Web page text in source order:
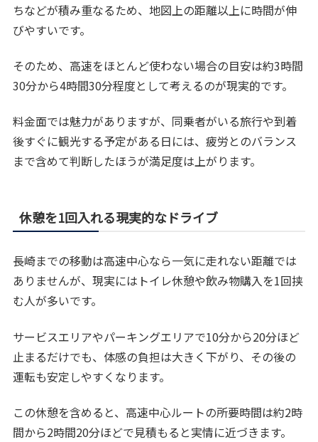
ちなどが積み重なるため、地図上の距離以上に時間が伸
びやすいです。
そのため、高速をほとんど使わない場合の目安は約3時間
30分から4時間30分程度として考えるのが現実的です。
料金面では魅力がありますが、同乗者がいる旅行や到着
後すぐに観光する予定がある日には、疲労とのバランス
まで含めて判断したほうが満足度は上がります。
休憩を1回入れる現実的なドライブ
長崎までの移動は高速中心なら一気に走れない距離では
ありませんが、現実にはトイレ休憩や飲み物購入を1回挟
む人が多いです。
サービスエリアやパーキングエリアで10分から20分ほど
止まるだけでも、体感の負担は大きく下がり、その後の
運転も安定しやすくなります。
この休憩を含めると、高速中心ルートの所要時間は約2時
間から2時間20分ほどで見積もると実情に近づきます。